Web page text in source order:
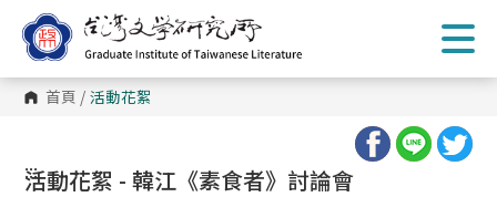
到
主
內
容 首頁 / 活動花絮
:::
活動花絮 - 韓江《素食者》討論會